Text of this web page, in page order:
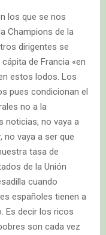
los que se nos
Champions de la
dirigentes se
de Francia «en
estos lodos. Los
pues condicionan el
no a la
noticias, no vaya a
no vaya a ser que
tasa de
de la Unión
cuando
españoles tienen a
Es decir los ricos
son cada vez